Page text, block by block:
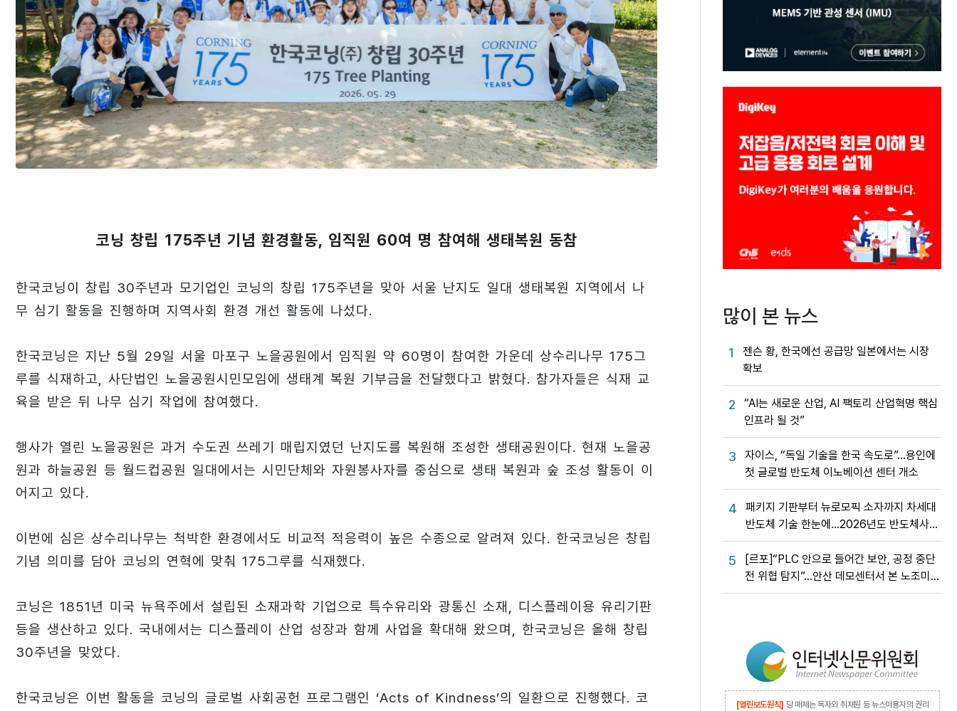
코닝 창립 175주년 기념 환경활동, 임직원 60여 명 참여해 생태복원 동참
한국코닝이 창립 30주년과 모기업인 코닝의 창립 175주년을 맞아 서울 난지도 일대 생태복원 지역에서 나
무 심기 활동을 진행하며 지역사회 환경 개선 활동에 나섰다.
한국코닝은 지난 5월 29일 서울 마포구 노을공원에서 임직원 약 60명이 참여한 가운데 상수리나무 175그
루를 식재하고, 사단법인 노을공원시민모임에 생태계 복원 기부금을 전달했다고 밝혔다. 참가자들은 식재 교
육을 받은 뒤 나무 심기 작업에 참여했다.
행사가 열린 노을공원은 과거 수도권 쓰레기 매립지였던 난지도를 복원해 조성한 생태공원이다. 현재 노을공
원과 하늘공원 등 월드컵공원 일대에서는 시민단체와 자원봉사자를 중심으로 생태 복원과 숲 조성 활동이 이
어지고 있다.
이번에 심은 상수리나무는 척박한 환경에서도 비교적 적응력이 높은 수종으로 알려져 있다. 한국코닝은 창립
기념 의미를 담아 코닝의 연혁에 맞춰 175그루를 식재했다.
코닝은 1851년 미국 뉴욕주에서 설립된 소재과학 기업으로 특수유리와 광통신 소재, 디스플레이용 유리기판
등을 생산하고 있다. 국내에서는 디스플레이 산업 성장과 함께 사업을 확대해 왔으며, 한국코닝은 올해 창립
30주년을 맞았다.
한국코닝은 이번 활동을 코닝의 글로벌 사회공헌 프로그램인 ‘Acts of Kindness’의 일환으로 진행했다. 코
많이 본 뉴스
1
젠슨 황, 한국에선 공급망 일본에서는 시장
확보
2
“AI는 새로운 산업, AI 팩토리 산업혁명 핵심
인프라 될 것”
3
자이스, “독일 기술을 한국 속도로”…용인에
첫 글로벌 반도체 이노베이션 센터 개소
4
패키지 기판부터 뉴로모픽 소자까지 차세대
반도체 기술 한눈에…2026년도 반도체사업
성과교류회
5
[르포]“PLC 안으로 들어간 보안, 공정 중단
전 위협 탐지”…안산 데모센터서 본 노조미
네트웍스 OT 보안의 실제
[열린보도원칙] 당 매체는 독자와 취재원 등 뉴스이용자의 권리